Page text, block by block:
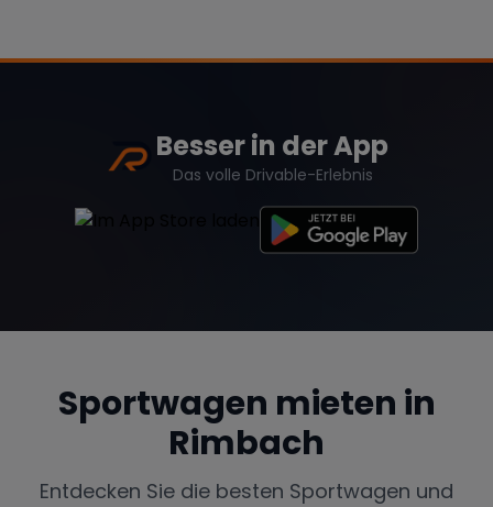
Besser in der App
Das volle Drivable-Erlebnis
Sportwagen mieten in
Rimbach
Entdecken Sie die besten Sportwagen und